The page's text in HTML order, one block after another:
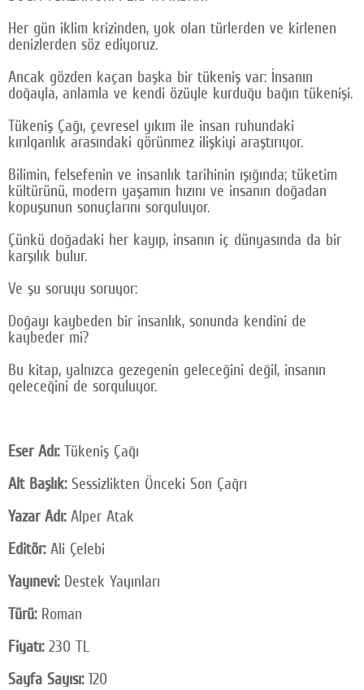
Her gün iklim krizinden, yok olan türlerden ve kirlenen
denizlerden söz ediyoruz.
Ancak gözden kaçan başka bir tükeniş var: İnsanın
doğayla, anlamla ve kendi özüyle kurduğu bağın tükenişi.
Tükeniş Çağı, çevresel yıkım ile insan ruhundaki
kırılganlık arasındaki görünmez ilişkiyi araştırıyor.
Bilimin, felsefenin ve insanlık tarihinin ışığında; tüketim
kültürünü, modern yaşamın hızını ve insanın doğadan
kopuşunun sonuçlarını sorguluyor.
Çünkü doğadaki her kayıp, insanın iç dünyasında da bir
karşılık bulur.
Ve şu soruyu soruyor:
Doğayı kaybeden bir insanlık, sonunda kendini de
kaybeder mi?
Bu kitap, yalnızca gezegenin geleceğini değil, insanın
geleceğini de sorguluyor.
Eser Adı: Tükeniş Çağı
Alt Başlık: Sessizlikten Önceki Son Çağrı
Yazar Adı: Alper Atak
Editör:Ali Çelebi
Yayınevi: Destek Yayınları
Türü:Roman
Fiyatı: 230 TL
Sayfa Sayısı: 120